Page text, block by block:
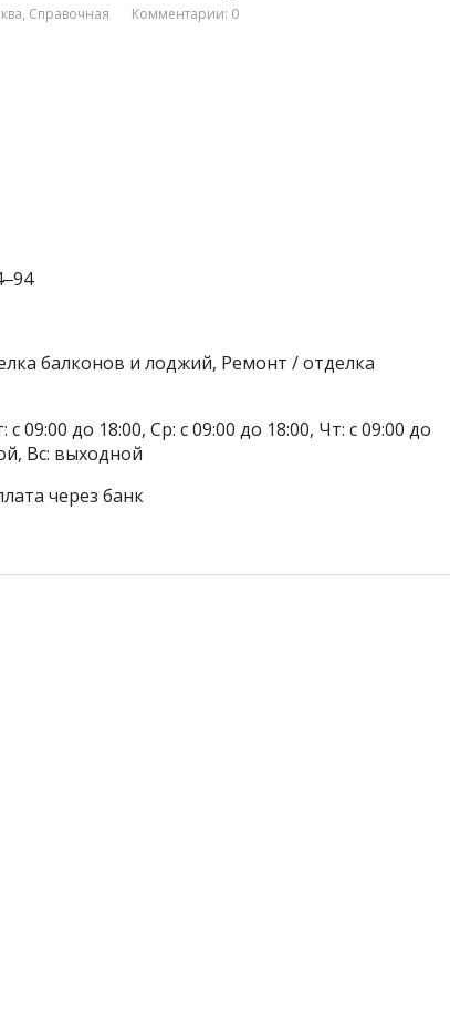
, Справочная Комментарии: 0
балконов и лоджий, Ремонт / отделка
09:00 до 18:00, Ср: с 09:00 до 18:00, Чт: с 09:00 до
Вс: выходной
через банк